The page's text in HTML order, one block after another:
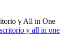
y All in One
y all in one